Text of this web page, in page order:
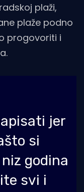
plaži,
plaže podno
progovoriti i
jer
si
godina
svi i